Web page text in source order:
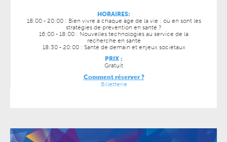
HORAIRES:
18:00 - 20:00 : Bien vivre à chaque âge de la vie : où en sont les
stratégies de prévention en santé ?
16:00 - 18:00 : Nouvelles technologies au service de la
recherche en santé
18:30 - 20:00 : Santé de demain et enjeux sociétaux
PRIX :
Gratuit
Comment réserver ?
Billetterie